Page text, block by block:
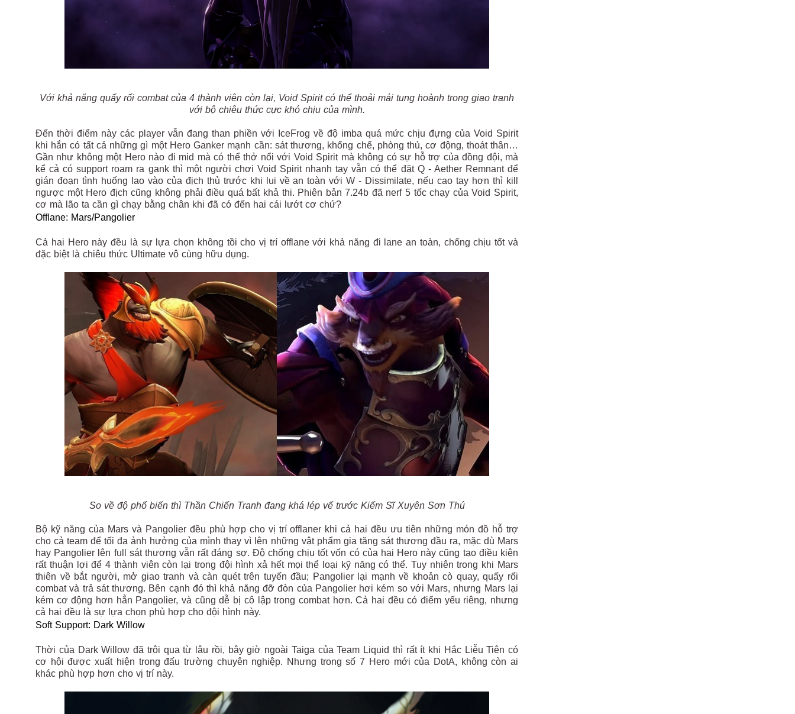
Với khả năng quấy rối combat của 4 thành viên còn lại, Void Spirit có thể thoải mái tung hoành trong giao tranh
với bộ chiêu thức cực khó chịu của mình.
Đến thời điểm này các player vẫn đang than phiền với IceFrog về độ imba quá mức chịu đựng của Void Spirit
khi hắn có tất cả những gì một Hero Ganker mạnh cần: sát thương, khống chế, phòng thủ, cơ động, thoát thân…
Gần như không một Hero nào đi mid mà có thể thở nổi với Void Spirit mà không có sự hỗ trợ của đồng đội, mà
kể cả có support roam ra gank thì một người chơi Void Spirit nhanh tay vẫn có thể đặt Q - Aether Remnant để
gián đoạn tình huống lao vào của địch thủ trước khi lui về an toàn với W - Dissimilate, nếu cao tay hơn thì kill
ngược một Hero địch cũng không phải điều quá bất khả thi. Phiên bản 7.24b đã nerf 5 tốc chạy của Void Spirit,
cơ mà lão ta cần gì chạy bằng chân khi đã có đến hai cái lướt cơ chứ?
Offlane: Mars/Pangolier
Cả hai Hero này đều là sự lựa chọn không tồi cho vị trí offlane với khả năng đi lane an toàn, chống chịu tốt và
đặc biệt là chiêu thức Ultimate vô cùng hữu dụng.
So về độ phổ biến thì Thần Chiến Tranh đang khá lép vế trước Kiếm Sĩ Xuyên Sơn Thú
Bộ kỹ năng của Mars và Pangolier đều phù hợp cho vị trí offlaner khi cả hai đều ưu tiên những món đồ hỗ trợ
cho cả team để tối đa ảnh hưởng của mình thay vì lên những vật phẩm gia tăng sát thương đầu ra, mặc dù Mars
hay Pangolier lên full sát thương vẫn rất đáng sợ. Độ chống chịu tốt vốn có của hai Hero này cũng tạo điều kiện
rất thuận lợi để 4 thành viên còn lại trong đội hình xả hết mọi thể loại kỹ năng có thể. Tuy nhiên trong khi Mars
thiên về bắt người, mở giao tranh và càn quét trên tuyến đầu; Pangolier lại mạnh về khoản cò quay, quấy rối
combat và trả sát thương. Bên cạnh đó thì khả năng đỡ đòn của Pangolier hơi kém so với Mars, nhưng Mars lại
kém cơ động hơn hẳn Pangolier, và cũng dễ bị cô lập trong combat hơn. Cả hai đều có điểm yếu riêng, nhưng
cả hai đều là sự lựa chọn phù hợp cho đội hình này.
Soft Support: Dark Willow
Thời của Dark Willow đã trôi qua từ lâu rồi, bây giờ ngoài Taiga của Team Liquid thì rất ít khi Hắc Liễu Tiên có
cơ hội được xuất hiện trong đấu trường chuyên nghiệp. Nhưng trong số 7 Hero mới của DotA, không còn ai
khác phù hợp hơn cho vị trí này.